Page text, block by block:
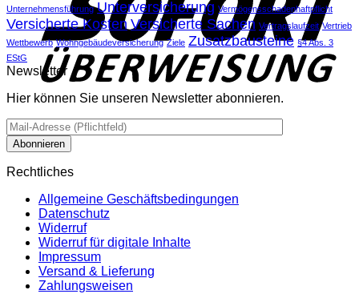
Unternehmensführung Unterversicherung Vermögensschadenhaftpflicht
Versicherte Kosten Versicherte Sachen Vertragslaufzeit Vertrieb
Wettbewerb Wohngebäudeversicherung Ziele Zusatzbausteine §4 Abs. 3
EStG
Newsletter
Hier können Sie unseren Newsletter abonnieren.
Rechtliches
Allgemeine Geschäftsbedingungen
Datenschutz
Widerruf
Widerruf für digitale Inhalte
Impressum
Versand & Lieferung
Zahlungsweisen